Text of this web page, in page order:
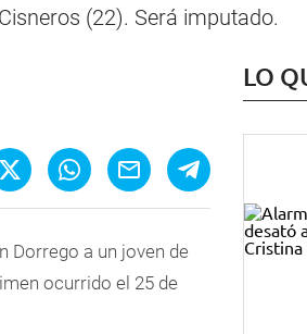
(22). Será imputado.
Dorrego a un joven de
ocurrido el 25 de
LO